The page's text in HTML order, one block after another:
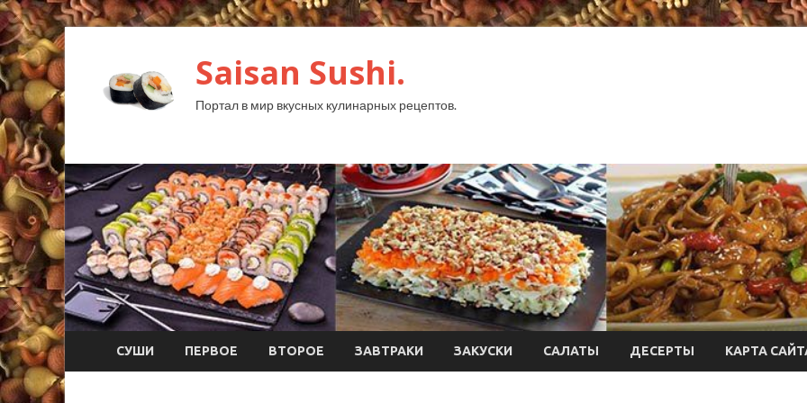
Saisan Sushi.
Портал в мир вкусных кулинарных рецептов.
СУШИ ПЕРВОЕ ВТОРОЕ ЗАВТРАКИ ЗАКУСКИ САЛАТЫ ДЕСЕРТЫ КАРТА